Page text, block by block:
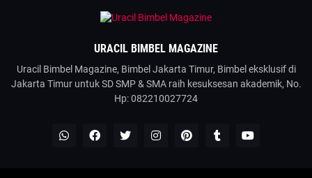
URACIL BIMBEL MAGAZINE
Uracil Bimbel Magazine, Bimbel Jakarta Timur, Bimbel eksklusif di
Jakarta Timur untuk SD SMP & SMA raih kesuksesan akademik, No.
Hp: 082210027724